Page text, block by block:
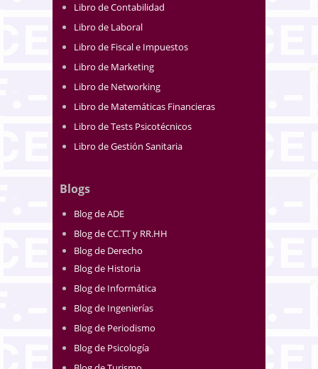
Libro de Contabilidad
Libro de Laboral
Libro de Fiscal e Impuestos
Libro de Marketing
Libro de Networking
Libro de Matemáticas Financieras
Libro de Tests Psicotécnicos
Libro de Gestión Sanitaria
Blogs
Blog de ADE
Blog de CC.TT y RR.HH
Blog de Derecho
Blog de Historia
Blog de Informática
Blog de Ingenierías
Blog de Periodismo
Blog de Psicología